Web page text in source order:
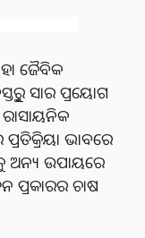
ଜୈବିକ
ସାର ପ୍ରୟୋଗ
ରାସାୟନିକ
ଭାବରେ
ଅନ୍ୟ ଉପାୟରେ
ଚାଷ